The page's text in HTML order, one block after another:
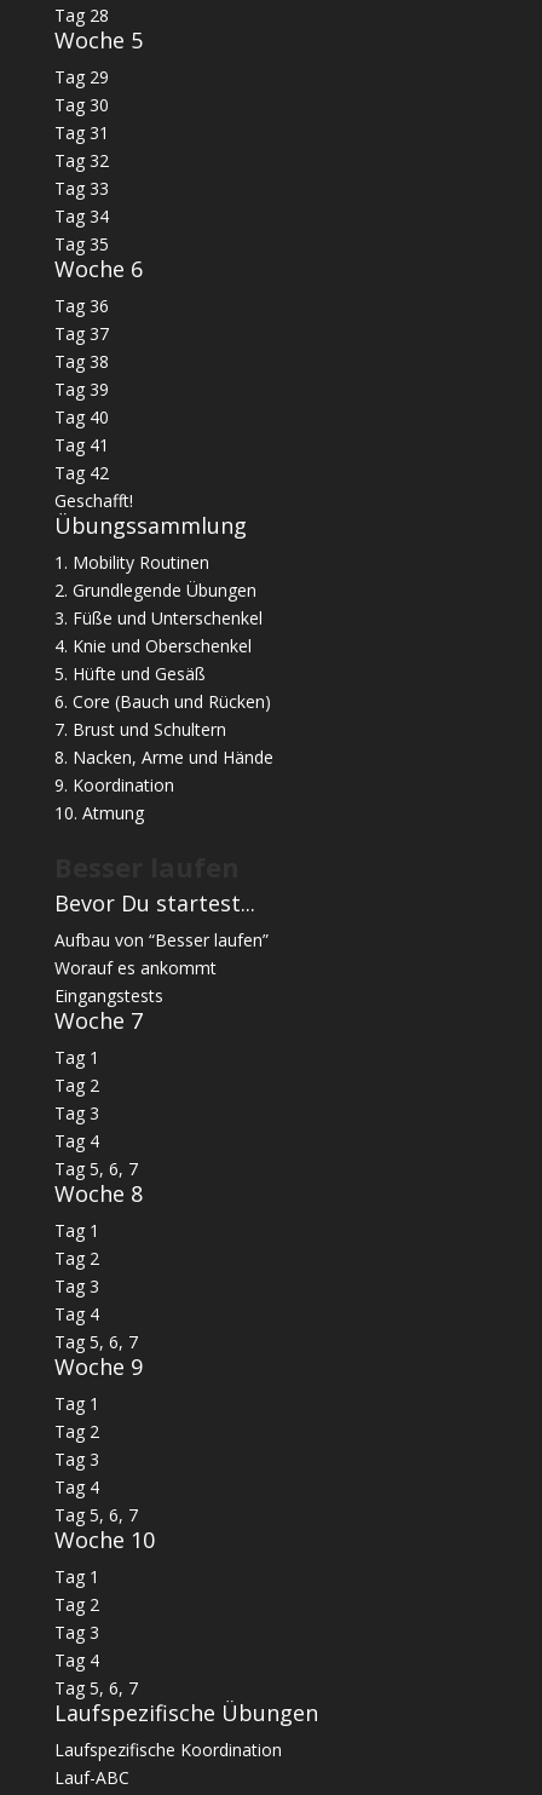
Tag 28
Woche 5
Tag 29
Tag 30
Tag 31
Tag 32
Tag 33
Tag 34
Tag 35
Woche 6
Tag 36
Tag 37
Tag 38
Tag 39
Tag 40
Tag 41
Tag 42
Geschafft!
Übungssammlung
1. Mobility Routinen
2. Grundlegende Übungen
3. Füße und Unterschenkel
4. Knie und Oberschenkel
5. Hüfte und Gesäß
6. Core (Bauch und Rücken)
7. Brust und Schultern
8. Nacken, Arme und Hände
9. Koordination
10. Atmung
Bevor Du startest...
Aufbau von “Besser laufen”
Worauf es ankommt
Eingangstests
Woche 7
Tag 1
Tag 2
Tag 3
Tag 4
Tag 5, 6, 7
Woche 8
Tag 1
Tag 2
Tag 3
Tag 4
Tag 5, 6, 7
Woche 9
Tag 1
Tag 2
Tag 3
Tag 4
Tag 5, 6, 7
Woche 10
Tag 1
Tag 2
Tag 3
Tag 4
Tag 5, 6, 7
Laufspezifische Übungen
Laufspezifische Koordination
Lauf-ABC